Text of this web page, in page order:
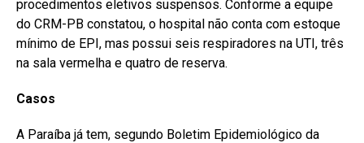
procedimentos eletivos suspensos. Conforme a equipe
do CRM-PB constatou, o hospital não conta com estoque
mínimo de EPI, mas possui seis respiradores na UTI, três
na sala vermelha e quatro de reserva.⠀
Casos
A Paraíba já tem, segundo Boletim Epidemiológico da